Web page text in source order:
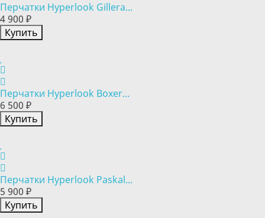
Перчатки Hyperlook Gillera...
4 900 ₽
Купить
Перчатки Hyperlook Boxer...
6 500 ₽
Купить
Перчатки Hyperlook Paskal...
5 900 ₽
Купить